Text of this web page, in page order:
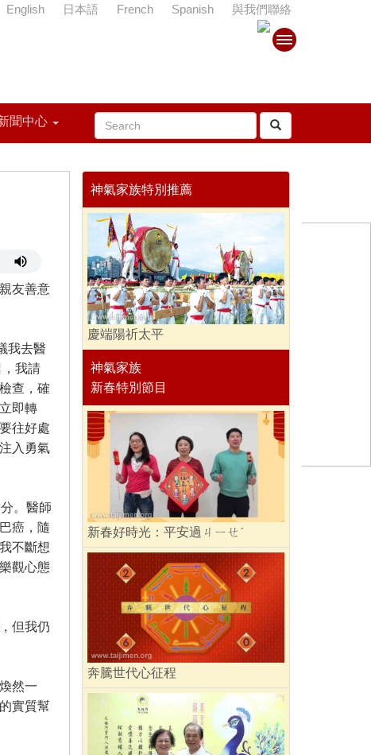
聞中心
English 日本語 French Spanish 與我們聯絡
友善意
我去醫
我請
查，確
即轉
往好處
入勇氣
。醫師
癌，隨
不斷想
觀心態
但我仍
然一
實質幫
神氣家族特別推薦
慶端陽祈太平
神氣家族
新春特別節目
新春好時光：平安過ㄐㄧㄝˊ
奔騰世代心征程